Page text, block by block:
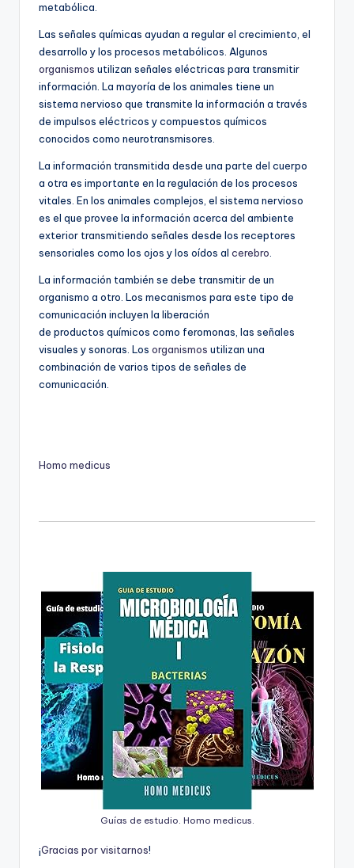
metabólica.
Las señales químicas ayudan a regular el crecimiento, el
desarrollo y los procesos metabólicos. Algunos
organismos utilizan señales eléctricas para transmitir
información. La mayoría de los animales tiene un
sistema nervioso que transmite la información a través
de impulsos eléctricos y compuestos químicos
conocidos como neurotransmisores.
La información transmitida desde una parte del cuerpo
a otra es importante en la regulación de los procesos
vitales. En los animales complejos, el sistema nervioso
es el que provee la información acerca del ambiente
exterior transmitiendo señales desde los receptores
sensoriales como los ojos y los oídos al cerebro
La información también se debe transmitir de un
organismo a otro. Los mecanismos para este tipo de
comunicación incluyen la liberación
de productos químicos como feromonas, las señales
visuales y sonoras. Los organismos utilizan una
combinación de varios tipos de señales de
comunicación.
Homo medicus
Guías de estudio. Homo medicus.
¡Gracias porvisitarnos!